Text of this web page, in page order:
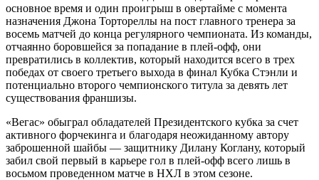
основное время и один проигрыш в овертайме с момента
назначения Джона Тортореллы на пост главного тренера за
восемь матчей до конца регулярного чемпионата. Из команды,
отчаянно боровшейся за попадание в плей-офф, они
превратились в коллектив, который находится всего в трех
победах от своего третьего выхода в финал Кубка Стэнли и
потенциально второго чемпионского титула за девять лет
существования франшизы.
«Вегас» обыграл обладателей Президентского кубка за счет
активного форчекинга и благодаря неожиданному автору
заброшенной шайбы — защитнику Дилану Коглану, который
забил свой первый в карьере гол в плей-офф всего лишь в
восьмом проведенном матче в НХЛ в этом сезоне.